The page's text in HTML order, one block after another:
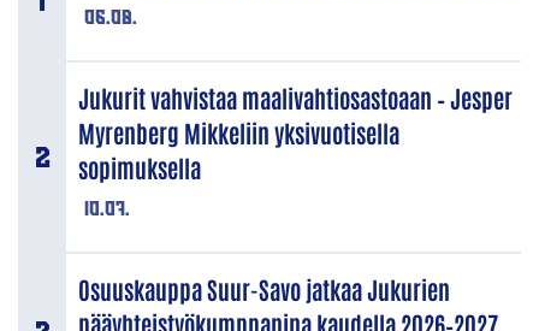
06.08.
10.07.
Jukurit vahvistaa maalivahtiosastoaan – Jesper
Myrenberg Mikkeliin yksivuotisella
sopimuksella
Osuuskauppa Suur-Savo jatkaa Jukurien
pääyhteistyökumppanina kaudella 2026–2027